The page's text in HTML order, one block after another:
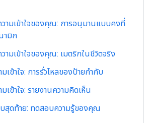
ามเข้าใจของคุณ: การอนุมานแบบคงที่
ามิก
ามเข้าใจของคุณ: เมตริกในชีวิตจริง
เข้าใจ: การรั่วไหลของป้ายกํากับ
เข้าใจ: รายงานความคิดเห็น
สุดท้าย: ทดสอบความรู้ของคุณ